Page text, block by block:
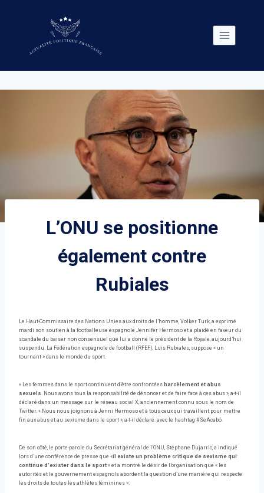
L’ONU se positionne
également contre
Rubiales
Le Haut-Commissaire des Nations Unies aux droits de l’homme, Volker Turk, a exprimé
mardi son soutien à la footballeuse espagnole Jennifer Hermoso et a plaidé en faveur du
scandale du baiser non consensuel que lui a donné le président de la Royale, aujourd’hui
suspendu. La Fédération espagnole de football (RFEF), Luis Rubiales, suppose « un
tournant » dans le monde du sport.
« Les femmes dans le sport continuent d’être confrontées harcèlement et abus
sexuels. Nous avons tous la responsabilité de dénoncer et de faire face à ces abus », a-t-il
déclaré dans un message sur le réseau social X, anciennement connu sous le nom de
Twitter. « Nous nous joignons à Jenni Hermoso et à tous ceux qui travaillent pour mettre
fin aux abus et au sexisme dans le sport », a-t-il déclaré. avec le hashtag #SeAcabó.
De son côté, le porte-parole du Secrétariat général de l’ONU, Stéphane Dujarric, a indiqué
lors d’une conférence de presse que «il existe un problème critique de sexisme qui
continue d’exister dans le sport » et a montré le désir de l’organisation que « les
autorités et le gouvernement espagnols abordent la question d’une manière qui respecte
les droits de toutes les athlètes féminines ».